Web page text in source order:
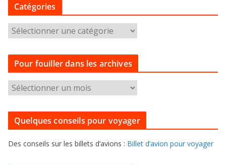
Catégories
a
t
g
e
s
Pour fouiller dans les archives
o
u
o
Quelques conseils pour voyager
Des conseils sur les billets d’avions : Billet d’avion pour voyager